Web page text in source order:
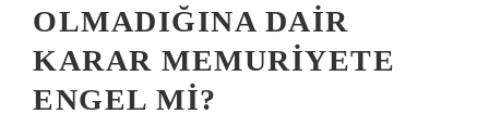
OLMADIĞINA DAIR
KARAR MEMURIYETE
ENGEL MI?